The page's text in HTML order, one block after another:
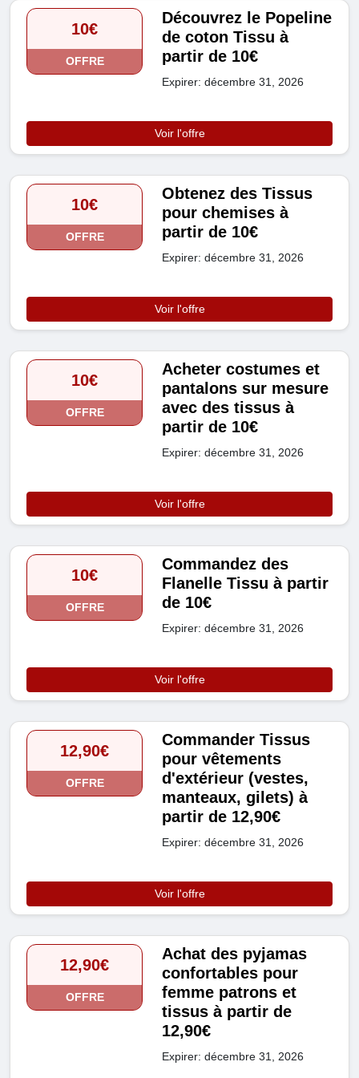
10€
OFFRE
Découvrez le Popeline
de coton Tissu à
partir de 10€
Expirer: décembre 31, 2026
Voir l'offre
10€
OFFRE
Obtenez des Tissus
pour chemises à
partir de 10€
Expirer: décembre 31, 2026
Voir l'offre
10€
OFFRE
Acheter costumes et
pantalons sur mesure
avec des tissus à
partir de 10€
Expirer: décembre 31, 2026
Voir l'offre
10€
OFFRE
Commandez des
Flanelle Tissu à partir
de 10€
Expirer: décembre 31, 2026
Voir l'offre
12,90€
OFFRE
Commander Tissus
pour vêtements
d'extérieur (vestes,
manteaux, gilets) à
partir de 12,90€
Expirer: décembre 31, 2026
Voir l'offre
12,90€
OFFRE
Achat des pyjamas
confortables pour
femme patrons et
tissus à partir de
12,90€
Expirer: décembre 31, 2026